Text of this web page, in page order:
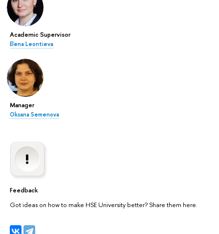
Academic Supervisor
Elena Leontieva
Manager
Oksana Semenova
Feedback
Got ideas on how to make HSE University better? Share them here.